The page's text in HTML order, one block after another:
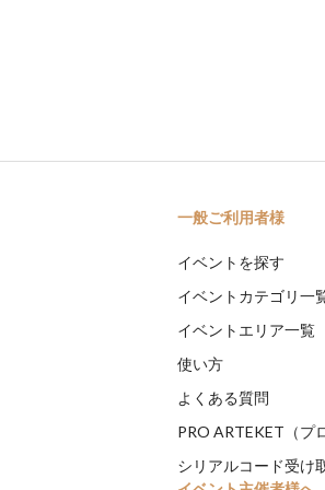
一般ご利用者様
イベントを探す
イベントカテゴリ一
イベントエリア一覧
使い方
よくある質問
PRO ARTEKET（プ
シリアルコード受け